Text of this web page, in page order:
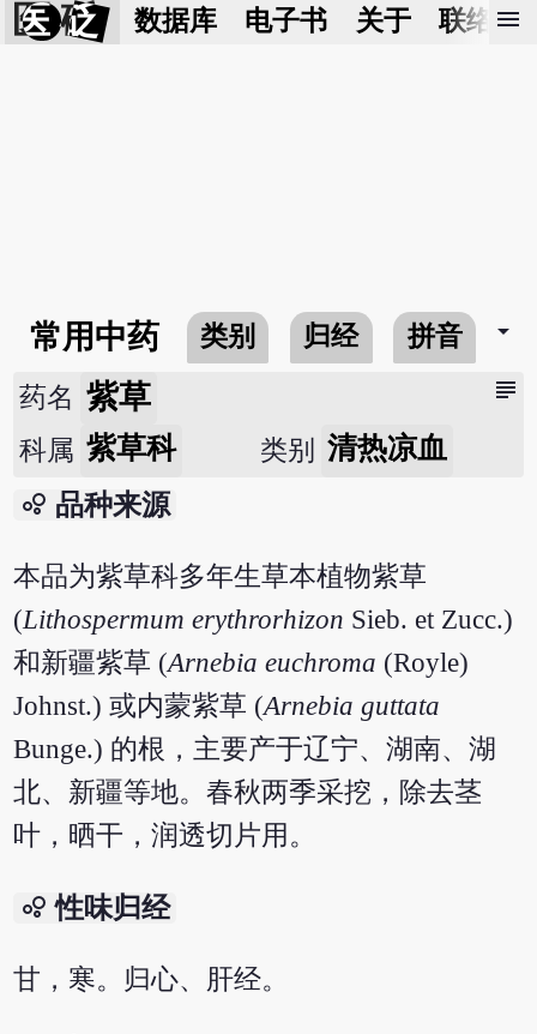
医 砭 数据库 电子书 关于 联络我
menu
常用中药 类别 归经 拼音 arrow_drop_down
subject
药名 紫草
科属 紫草科 类别 清热凉血
bubble_chart 品种来源
本品为紫草科多年生草本植物紫草
(Lithospermum erythrorhizon Sieb. et Zucc.)
和新疆紫草 (Arnebia euchroma (Royle)
Johnst.) 或内蒙紫草 (Arnebia guttata
Bunge.) 的根，主要产于辽宁、湖南、湖
北、新疆等地。春秋两季采挖，除去茎
叶，晒干，润透切片用。
bubble_chart 性味归经
甘，寒。归心、肝经。